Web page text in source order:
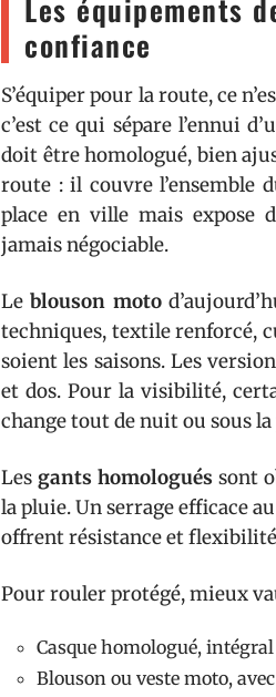
Les équipements
confiance
S’équiper pour la route, ce
c’est ce qui sépare l’ennui
doit être homologué, bien
route : il couvre l’ensemble
place en ville mais expose
jamais négociable.
Leblouson moto
techniques, textile renforcé,
soient les saisons. Les
et dos. Pour la visibilité,
change tout de nuit ou sous
Les gants homologués sont
la pluie. Un serrage efficace
offrent résistance et
Pour rouler protégé, mieux
Casque homologué,
Blouson ou veste moto,